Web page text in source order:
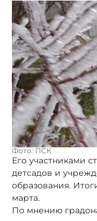
Фото: ПСК
Его участниками
детсадов и
образования.
марта.
По мнению